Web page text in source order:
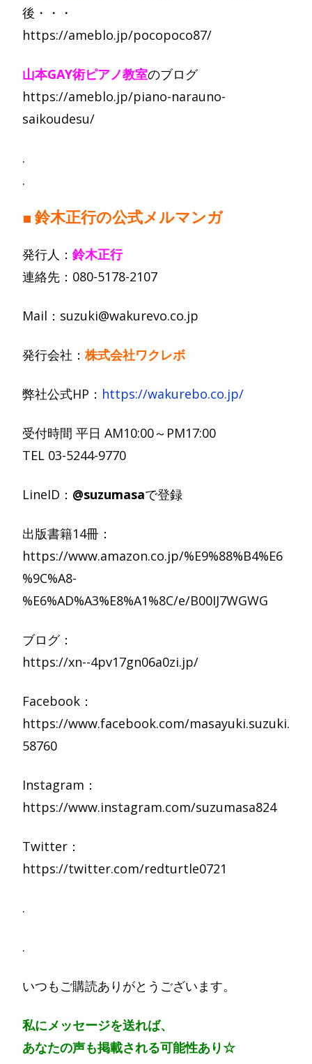
後・・・
https://ameblo.jp/pocopoco87/
山本GAY術ピアノ教室のブログ
https://ameblo.jp/piano-narauno-
saikoudesu/
.
.
■ 鈴木正行の公式メルマンガ
発行人： 鈴木正行
連絡先： 080-5178-2107
Mail ： suzuki@wakurevo.co.jp
発行会社：株式会社ワクレボ
弊社公式HP ： https://wakurebo.co.jp/
受付時間 平日 AM10:00～ PM17:00
TEL 03-5244-9770
LineID ： @suzumasaで登録
出版書籍14冊：
https://www.amazon.co.jp/%E9%88%B4%E6
%9C%A8-
%E6%AD%A3%E8%A1%8C/e/B00IJ7WGWG
ブログ：
https://xn--4pv17gn06a0zi.jp/
Facebook ：
https://www.facebook.com/masayuki.suzuki.
58760
Instagram ：
https://www.instagram.com/suzumasa824
Twitter ：
https://twitter.com/redturtle0721
.
.
いつもご購読ありがとうございます。
私にメッセージを送れば、
あなたの声も掲載される可能性あり☆